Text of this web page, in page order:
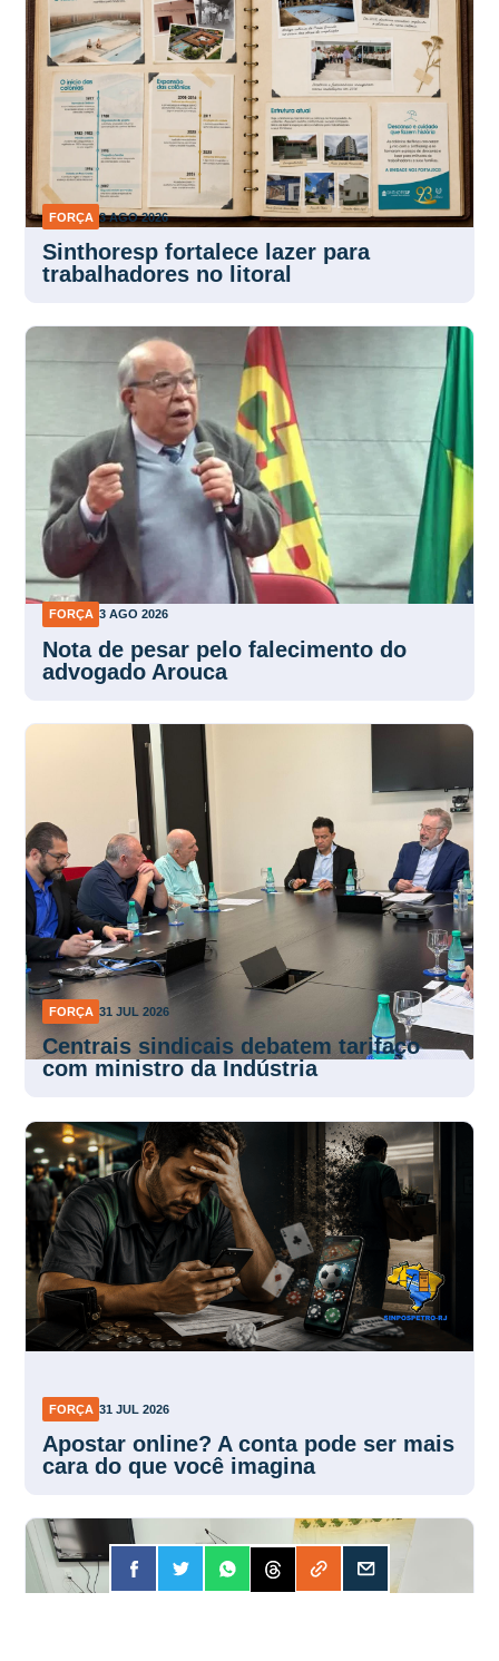
FORÇA 3 AGO 2026
Sinthoresp fortalece lazer para
trabalhadores no litoral
FORÇA 3 AGO 2026
Nota de pesar pelo falecimento do
advogado Arouca
FORÇA 31 JUL 2026
Centrais sindicais debatem tarifaço
com ministro da Indústria
FORÇA 31 JUL 2026
Apostar online? A conta pode ser mais
cara do que você imagina